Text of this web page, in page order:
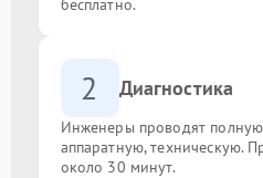
бесплатно.
2 Диагностика
Инженеры проводят полную
аппаратную, техническую.
около 30 минут.